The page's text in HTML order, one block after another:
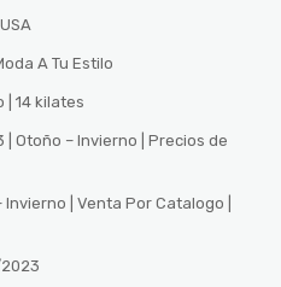
A Tu Estilo
| 14 kilates
Otoño – Invierno | Precios de
| Venta Por Catalogo |